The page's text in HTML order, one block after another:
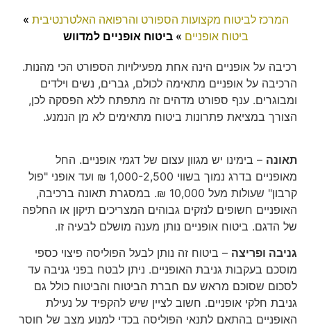
המרכז לביטוח מקצועות הספורט והרפואה האלטרנטיבית »
ביטוח אופניים »ביטוח אופניים למדווש
רכיבה על אופניים הינה אחת מפעילויות הספורט הכי מהנות.
הרכיבה על אופניים מתאימה לכולם, גברים, נשים וילדים
ומבוגרים. ענף ספורט מדהים זה מתפתח ללא הפסקה לכן,
הצורך במציאת פתרונות ביטוח מתאימים לא מן הנמנע.
תאונה – בימינו יש מגוון עצום של דגמי אופניים. החל
מאופניים בדרג נמוך בשווי 1,000-2,500 ₪ ועד אופני "פול
קרבון" שעולות מעל 10,000 ₪. במסגרת תאונה ברכיבה,
האופניים חשופים לנזקים גבוהים המצריכים תיקון או החלפה
של הדגם. ביטוח אופניים נותן מענה מושלם לבעיה זו.
גניבה ופריצה – ביטוח זה נותן לבעל הפוליסה פיצוי כספי
מוסכם בעקבות גניבת האופניים. ניתן לבטח בפני גניבה עד
לסכום שסוכם מראש עם חברת הביטוח והביטוח כולל גם
גניבת חלקי אופניים. חשוב לציין שיש להקפיד על נעילת
האופניים בהתאם לתנאי הפוליסה בכדי למנוע מצב של חוסר